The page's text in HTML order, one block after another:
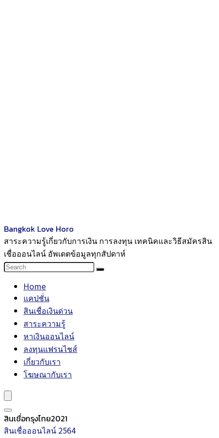
Bangkok Love Horo
สาระความรู้เกี่ยวกับการเงิน การลงทุน เทคนิคและวิธีสมัครสิน
เชื่อออนไลน์ อัพเดตข้อมูลทุกสัปดาห์
Home
แคปชั่น
สินเชื่อเงินด่วน
สาระความรู้
หาเงินออนไลน์
ลงทุนแฟรนไชส์
เกี่ยวกับเรา
โฆษณากับเรา
สินเชื่อกรุงไทย2021
สินเชื่อออนไลน์ 2564